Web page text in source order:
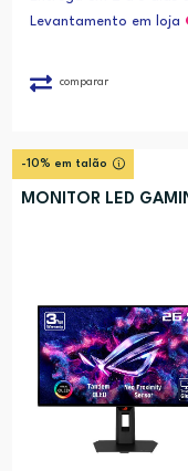
Levantamento em loja
comparar
-10% em talão
MONITOR LED